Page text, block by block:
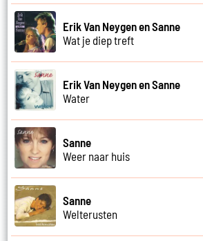
Erik Van Neygen en Sanne
Wat je diep treft
Erik Van Neygen en Sanne
Water
Sanne
Weer naar huis
Sanne
Welterusten